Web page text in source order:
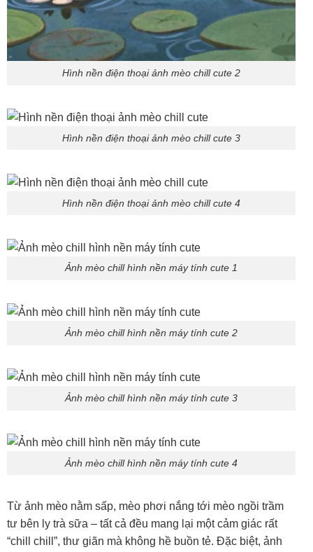
Hình nền điện thoại ảnh mèo chill cute 2
Hình nền điện thoại ảnh mèo chill cute 3
Hình nền điện thoại ảnh mèo chill cute 4
Ảnh mèo chill hình nền máy tính cute 1
Ảnh mèo chill hình nền máy tính cute 2
Ảnh mèo chill hình nền máy tính cute 3
Ảnh mèo chill hình nền máy tính cute 4
Từ ảnh mèo nằm sấp, mèo phơi nắng tới mèo ngồi trầm
tư bên ly trà sữa – tất cả đều mang lại một cảm giác rất
“chill chill”, thư giãn mà không hề buồn tẻ. Đặc biệt, ảnh